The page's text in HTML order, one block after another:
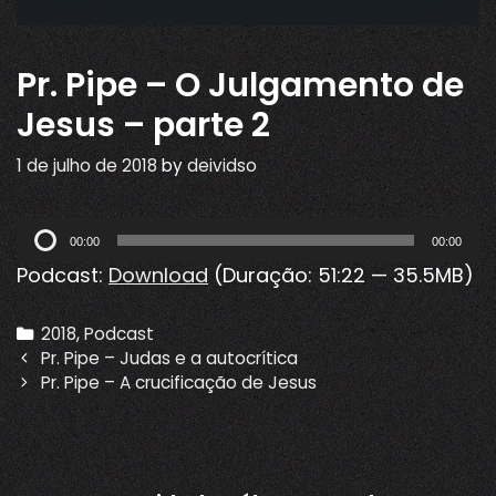
Pr. Pipe – O Julgamento de
Jesus – parte 2
1 de julho de 2018bydeividso
Tocador
de
áudio
00:00 00:00
Podcast:Download(Duração: 51:22 — 35.5MB)
Categories
2018,Podcast
Post
navigation
Pr. Pipe – Judas e a autocrítica
Pr. Pipe – A crucificação de Jesus